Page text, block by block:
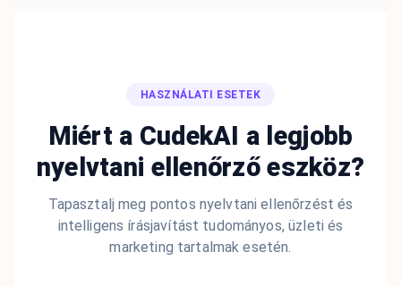
HASZNÁLATI ESETEK
Miért a CudekAI a legjobb
nyelvtani ellenőrző eszköz?
Tapasztalj meg pontos nyelvtani ellenőrzést és
intelligens írásjavítást tudományos, üzleti és
marketing tartalmak esetén.